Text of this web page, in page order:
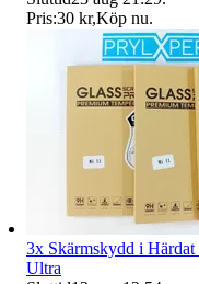
Pris:30 kr,Köp nu.
3x Skärmskydd i
Ultra